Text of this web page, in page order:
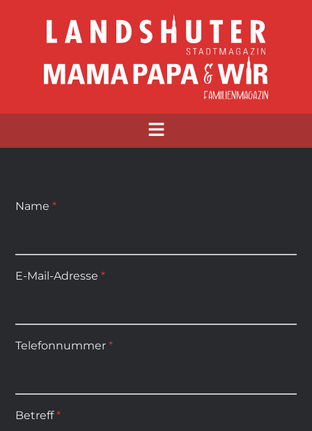
Name *
E-Mail-Adresse *
Telefonnummer *
Betreff*